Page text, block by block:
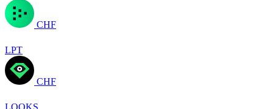
CHF
LPT
CHF
LOOKS